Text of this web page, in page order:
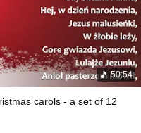
50:54
carols - a set of 12